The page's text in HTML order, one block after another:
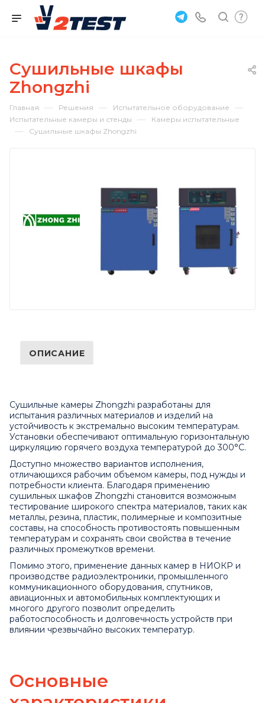
Сушильные шкафы
Zhongzhi
Главная — Решения — Испытательное оборудование —
Испытательные камеры и стенды — Камеры испытательные
— Сушильные шкафы Zhongzhi
ОПИСАНИЕ
Сушильные камеры Zhongzhi разработаны для
испытания различных материалов и изделий на
устойчивость к экстремально высоким температурам.
Установки обеспечивают оптимальную горизонтальную
циркуляцию горячего воздуха температурой до 300°C.
Доступно множество вариантов исполнения,
отличающихся рабочим объемом камеры, под нужды и
потребности клиента. Благодаря применению
сушильных шкафов Zhongzhi становится возможным
тестирование широкого спектра материалов, таких как
металлы, резина, пластик, полимерные и композитные
составы, на способность противостоять повышенным
температурам и сохранять свои свойства в течение
различных промежутков времени.
Помимо этого, применение данных камер в НИОКР и
производстве радиоэлектроники, промышленного
коммуникационного оборудования, спутников,
авиационных и автомобильных комплектующих и
многого другого позволит определить
работоспособность и долговечность устройств при
влиянии чрезвычайно высоких температур.
Основные